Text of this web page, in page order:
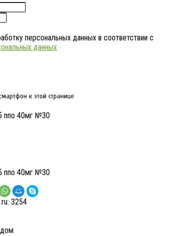
персональных данных в соответствии с
данных
к этой странице
ппо 40мг №30
ппо 40мг №30
3254